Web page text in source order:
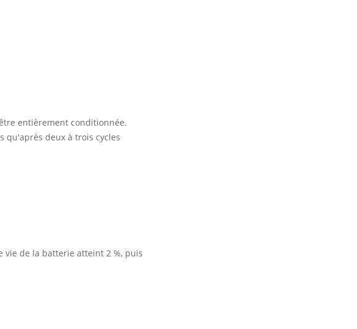
entièrement conditionnée.
qu'après deux à trois cycles
de la batterie atteint 2 %, puis